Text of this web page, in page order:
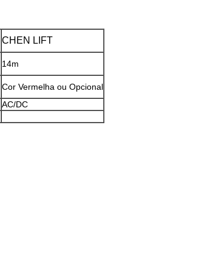
CHEN LIFT
14m
Cor Vermelha ou Opcional
AC/DC